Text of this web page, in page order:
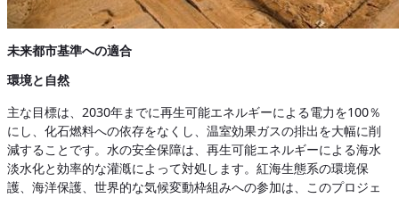
未来都市基準への適合
環境と自然
主な目標は、2030年までに再生可能エネルギーによる電力を100％
にし、化石燃料への依存をなくし、温室効果ガスの排出を大幅に削
減することです。水の安全保障は、再生可能エネルギーによる海水
淡水化と効率的な灌漑によって対処します。紅海生態系の環境保
護、海洋保護、世界的な気候変動枠組みへの参加は、このプロジェ